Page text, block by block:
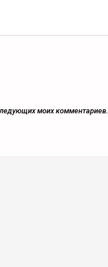
моих комментариев.